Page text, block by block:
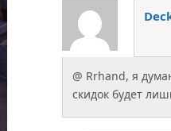
@ Rrhand, я
скидок будет